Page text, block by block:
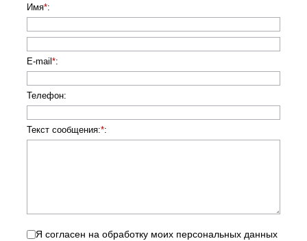
Имя*:
E-mail *:
Телефон:
Текст сообщения:*:
Я согласен на обработку моих персональных данных